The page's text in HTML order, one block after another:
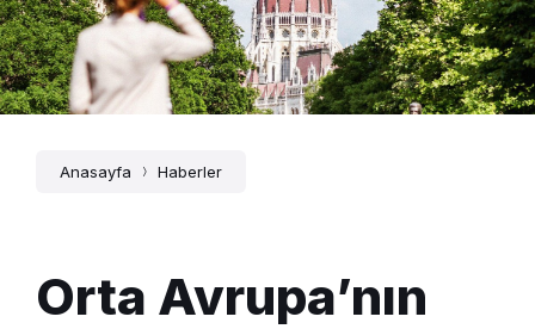
Anasayfa Haberler
Orta Avrupa’nın